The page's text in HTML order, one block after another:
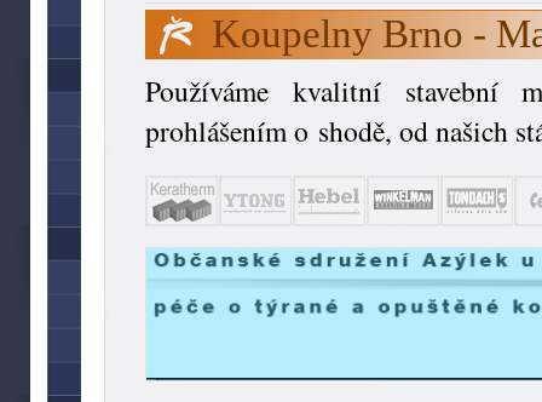
Koupelny Brno -
Používáme kvalitní stavební
prohlášením o shodě, od našich